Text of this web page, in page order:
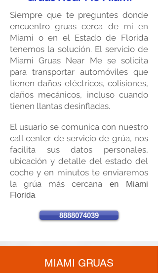
Siempre que te preguntes donde
encuentro gruas cerca de mi en
Miami o en el Estado de Florida
tenemos la solución. El servicio de
Miami Gruas Near Me se solicita
para transportar automóviles que
tienen daños eléctricos, colisiones,
daños mecánicos, incluso cuando
tienen llantas desinfladas.
El usuario se comunica con nuestro
call center de servicio de grúa, nos
facilita sus datos personales,
ubicación y detalle del estado del
coche y en minutos te enviaremos
la grúa más cercana en Miami
Florida
8888074039
MIAMI GRUAS